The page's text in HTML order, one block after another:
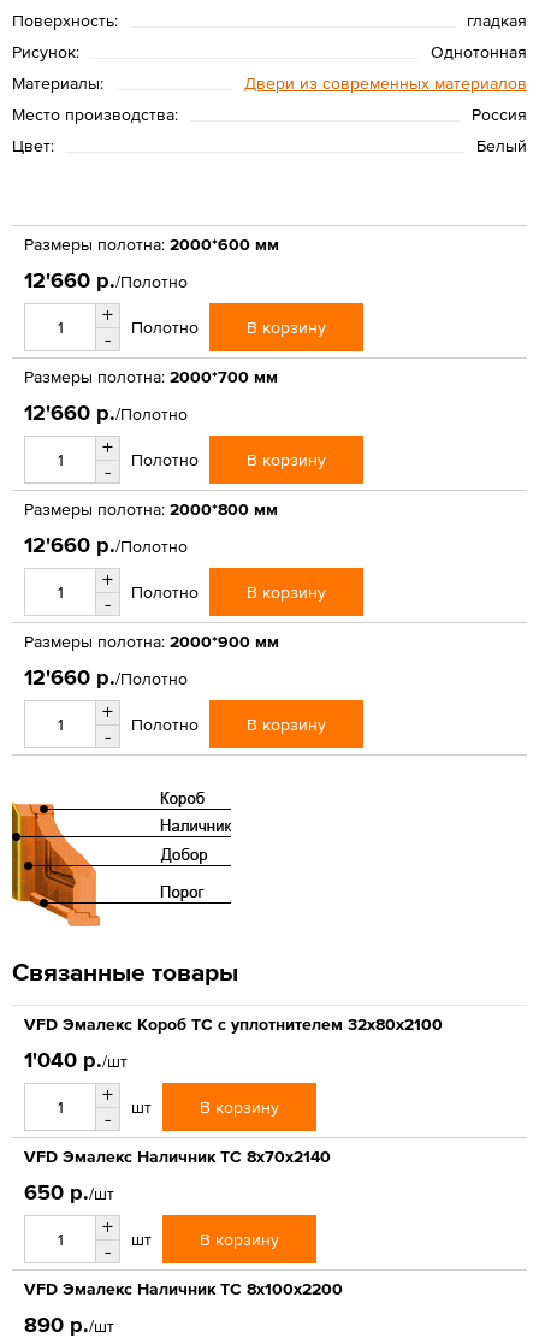
Поверхность:
гладкая
Рисунок:
Однотонная
Материалы:
Двери из современных материалов
Место производства:
Россия
Цвет:
Белый
Размеры полотна: 2000*600 мм
12'660 р./Полотно
+
-
Полотно В корзину
Размеры полотна: 2000*700 мм
12'660 р./Полотно
+
-
Полотно В корзину
Размеры полотна: 2000*800 мм
12'660 р./Полотно
+
-
Полотно В корзину
Размеры полотна: 2000*900 мм
12'660 р./Полотно
+
-
Полотно В корзину
Связанные товары
VFD Эмалекс Короб ТС с уплотнителем 32x80x2100
1'040 р./шт
+
-
шт В корзину
VFD Эмалекс Наличник ТС 8x70x2140
650 р./шт
+
-
шт В корзину
VFD Эмалекс Наличник ТС 8x100x2200
890 р./шт